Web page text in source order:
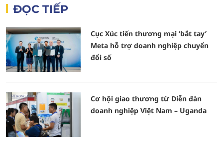
ĐỌC TIẾP
Cục Xúc tiến thương mại ‘bắt tay’
Meta hỗ trợ doanh nghiệp chuyển
đổi số
Cơ hội giao thương từ Diễn đàn
doanh nghiệp Việt Nam – Uganda